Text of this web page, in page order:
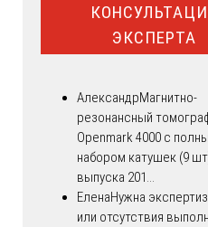
ЭКСПЕРТА
АлександрМагнитно-
резонансный
Openmark 4000 с
набором катушек (9
выпуска 201...
ЕленаНужна
или отсутствия